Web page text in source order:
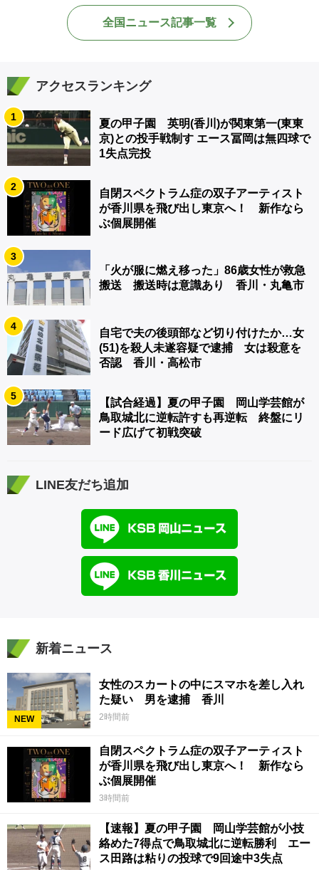
全国ニュース記事一覧
アクセスランキング
1
夏の甲子園 英明(香川)が関東第一(東東
京)との投手戦制す エース冨岡は無四球で
1失点完投
2
自閉スペクトラム症の双子アーティスト
が香川県を飛び出し東京へ！ 新作なら
ぶ個展開催
3
「火が服に燃え移った」86歳女性が救急
搬送 搬送時は意識あり 香川・丸亀市
4
自宅で夫の後頭部など切り付けたか…女
(51)を殺人未遂容疑で逮捕 女は殺意を
否認 香川・高松市
5
【試合経過】夏の甲子園 岡山学芸館が
鳥取城北に逆転許すも再逆転 終盤にリ
ード広げて初戦突破
LINE友だち追加
新着ニュース
NEW
女性のスカートの中にスマホを差し入れ
た疑い 男を逮捕 香川
2時間前
自閉スペクトラム症の双子アーティスト
が香川県を飛び出し東京へ！ 新作なら
ぶ個展開催
3時間前
【速報】夏の甲子園 岡山学芸館が小技
絡めた7得点で鳥取城北に逆転勝利 エー
ス田路は粘りの投球で9回途中3失点